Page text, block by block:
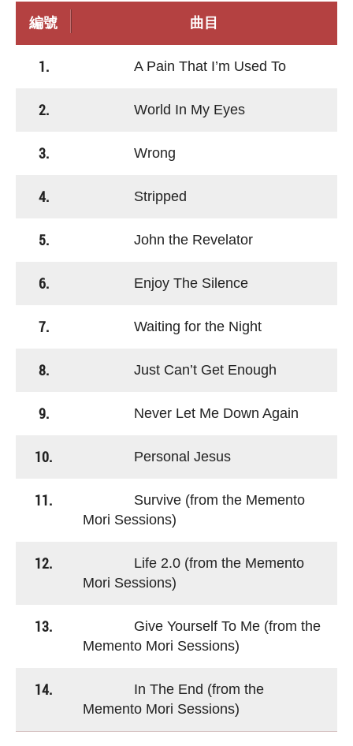
編號 曲目
1. A Pain That I’m Used To
2. World In My Eyes
3. Wrong
4. Stripped
5. John the Revelator
6. Enjoy The Silence
7. Waiting for the Night
8. Just Can’t Get Enough
9. Never Let Me Down Again
10. Personal Jesus
11.
Survive (from the Memento
Mori Sessions)
12.
Life 2.0 (from the Memento
Mori Sessions)
13.
Give Yourself To Me (from the
Memento Mori Sessions)
14.
In The End (from the
Memento Mori Sessions)